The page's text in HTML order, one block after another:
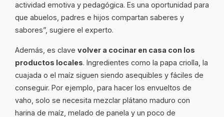
actividad emotiva y pedagógica. Es una oportunidad para
que abuelos, padres e hijos compartan saberes y
sabores”, sugiere el experto.
Además, es clave volver a cocinar en casa con los
productos locales. Ingredientes como la papa criolla, la
cuajada o el maíz siguen siendo asequibles y fáciles de
conseguir. Por ejemplo, para hacer los envueltos de
vaho, solo se necesita mezclar plátano maduro con
harina de maíz, melado de panela y un poco de